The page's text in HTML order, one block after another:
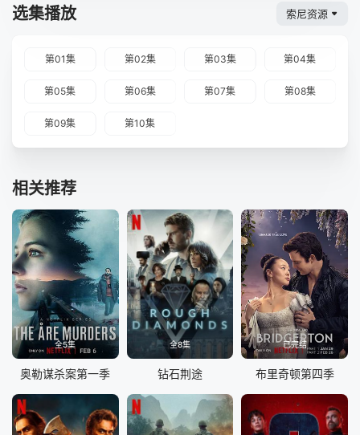
选集播放 索尼资源
第01集 第02集 第03集 第04集
第05集 第06集 第07集 第08集
第09集 第10集
相关推荐
全5集
奥勒谋杀案第一季
全8集
钻石荆途
已完结
布里奇顿第四季